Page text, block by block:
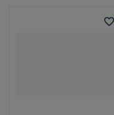
favorite_border